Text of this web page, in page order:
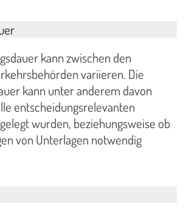
kann zwischen den
variieren. Die
kann unter anderem davon
entscheidungsrelevanten
wurden, beziehungsweise ob
von Unterlagen notwendig